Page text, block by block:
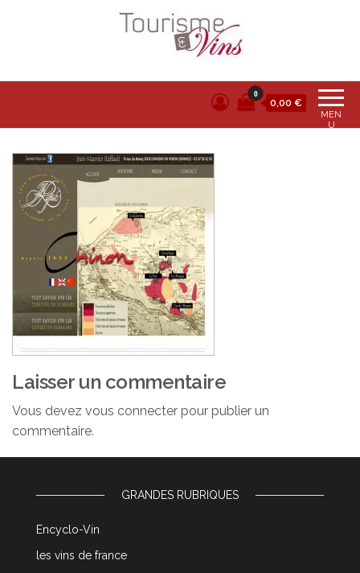
Tourisme et vins
MEN
U
0
0,00 €
Laisser un commentaire
Vous devez vous connecter pour publier un
commentaire.
GRANDES RUBRIQUES
Encyclo-Vin
les vins de france